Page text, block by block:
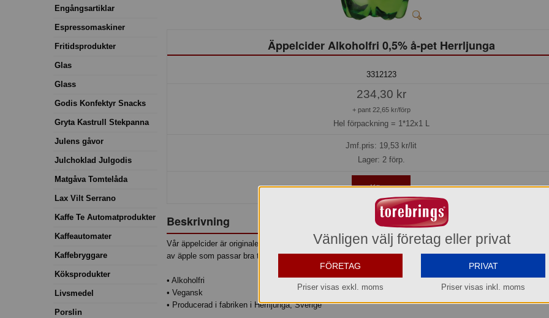
Engångsartiklar
Espressomaskiner
Fritidsprodukter
Glas
Glass
Godis Konfektyr Snacks
Gryta Kastrull Stekpanna
Julens gåvor
Julchoklad Julgodis
Matgåva Tomtelåda
Lax Vilt Serrano
Kaffe Te Automatprodukter
Kaffeautomater
Kaffebryggare
Köksprodukter
Livsmedel
Porslin
Äppelcider Alkoholfri 0,5% å-pet Herrljunga
3312123
234,30 kr
+ pant 22,65 kr/förp
Hel förpackning = 1*12x1 L
Jmf.pris: 19,53 kr/lit
Lager: 2 förp.
Köp »
Beskrivning
Vår äppelcider är originalet. Vår första cider. En klassiker från 1969 med hela 26 % fruktjuice. Cidern har
av äpple som passar bra till alla festliga tillfällen, stora som små. <0,5 vol. % alk.
• Alkoholfri
• Vegansk
• Producerad i fabriken i Herrljunga, Sverige
Vänligen välj företag eller privat
FÖRETAG
Priser visas exkl. moms
PRIVAT
Priser visas inkl. moms